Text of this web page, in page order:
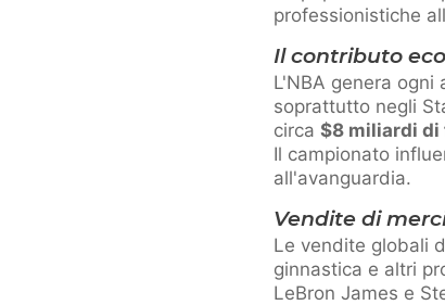
professionistiche
Il contributo
L'NBA genera
soprattutto negli
circa $8 miliardi
Il campionato
all'avanguardia.
Vendite di
Le vendite globali
ginnastica e altri
LeBron James e